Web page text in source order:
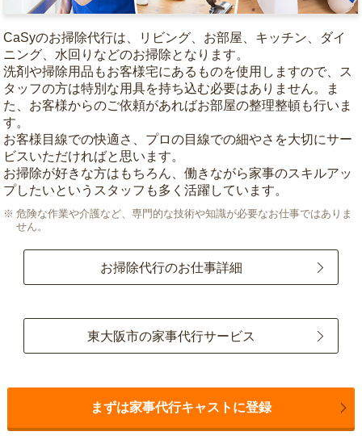
CaSyのお掃除代行は、リビング、お部屋、キッチン、ダイ
ニング、水回りなどのお掃除となります。
洗剤や掃除用品もお客様宅にあるものを使用しますので、ス
タッフの方は特別な用具を持ち込む必要はありません。ま
た、お客様からのご依頼があればお部屋の整理整頓も行いま
す。
お客様目線での快適さ、プロの目線での細やさを大切にサー
ビスいただければと思います。
お掃除が好きな方はもちろん、働きながら家事のスキルアッ
プしたいというスタッフも多く活躍しています。
危険な作業や介護など、専門的な技術や知識が必要なお仕事ではありま
せん。
お掃除代行のお仕事詳細
東大阪市の家事代行サービス
まずは家事代行キャストに登録